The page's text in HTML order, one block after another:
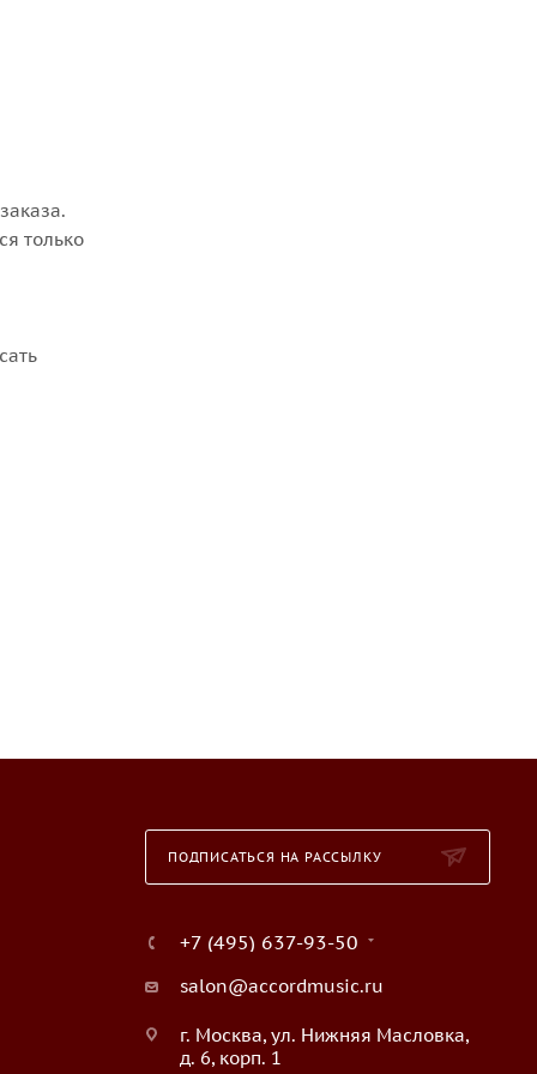
только
ПОДПИСАТЬСЯ НА РАССЫЛКУ
+7 (495) 637-93-50
salon@accordmusic.ru
г. Москва, ул. Нижняя Масловка,
д. 6, корп. 1